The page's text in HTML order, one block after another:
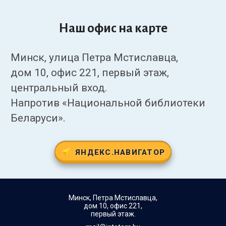
Наш офис на карте
Минск, улица Петра Мстиславца,
дом 10, офис 221, первый этаж,
центральный вход.
Напротив «Национальной библиотеки
Беларуси».
ЯНДЕКС.НАВИГАТОР
Минск, Петра Мстиславца,
дом 10, офис 221,
первый этаж.